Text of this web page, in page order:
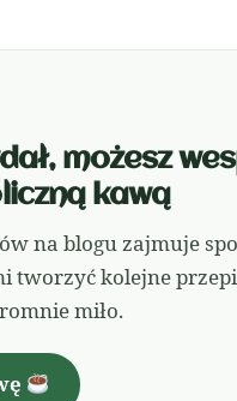
możesz
kawą
na blogu zajmuje
tworzyć kolejne
miło.